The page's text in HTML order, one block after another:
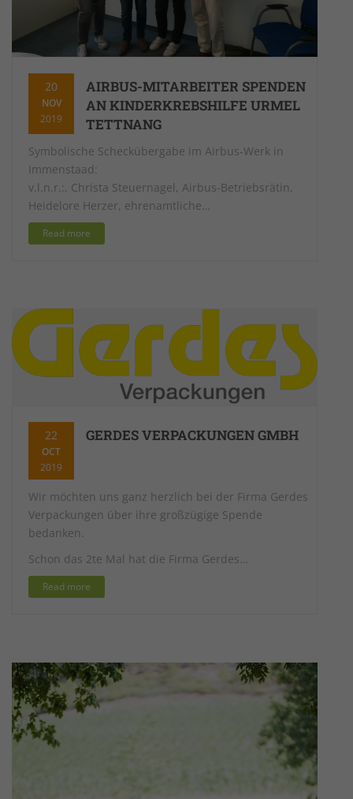
20
NOV
2019
AIRBUS-MITARBEITER SPENDEN
AN KINDERKREBSHILFE URMEL
TETTNANG
Symbolische Scheckübergabe im Airbus-Werk in
Immenstaad:
v.l.n.r.:, Christa Steuernagel, Airbus-Betriebsrätin,
Heidelore Herzer, ehrenamtliche…
Read more
22
OCT
2019
GERDES VERPACKUNGEN GMBH
Wir möchten uns ganz herzlich bei der Firma Gerdes
Verpackungen über ihre großzügige Spende
bedanken.
Schon das 2te Mal hat die Firma Gerdes…
Read more